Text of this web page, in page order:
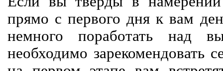
прямо с первого дня к вам
немного поработать над
необходимо зарекомендовать